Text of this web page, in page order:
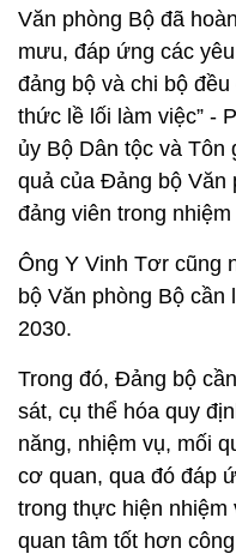
Văn phòng Bộ đã
mưu, đáp ứng các
đảng bộ và chi bộ
thức lề lối làm việc” -
ủy Bộ Dân tộc và
quả của Đảng bộ Văn
đảng viên trong nhiệm
Ông Y Vinh Tơr cũng
bộ Văn phòng Bộ cần
2030.
Trong đó, Đảng bộ
sát, cụ thể hóa quy
năng, nhiệm vụ, mối
cơ quan, qua đó đáp
trong thực hiện
quan tâm tốt hơn